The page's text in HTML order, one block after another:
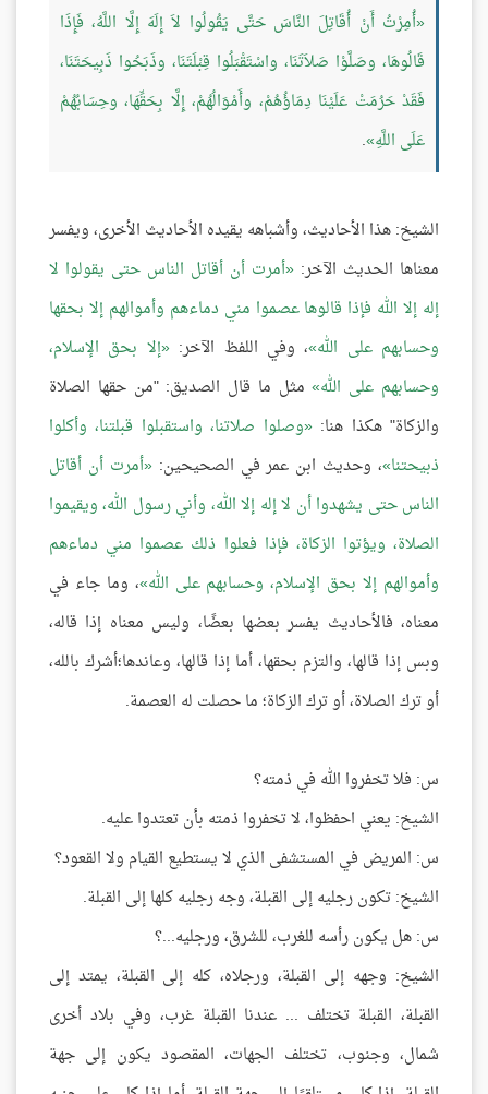
أُمِرْتُ أَنْ أُقَاتِلَ النَّاسَ حَتَّى يَقُولُوا لاَ إِلَهَ إِلَّا اللَّهُ، فَإِذَا
قَالُوهَا، وصَلَّوْا صَلاَتَنَا، واسْتَقْبَلُوا قِبْلَتَنَا، وذَبَحُوا ذَبِيحَتَنَا،
فَقَدْ حَرُمَتْ عَلَيْنَا دِمَاؤُهُمْ، وأَمْوَالُهُمْ، إِلَّا بِحَقِّهَا، وحِسَابُهُمْ
عَلَى اللَّهِ .
الشيخ: هذا الأحاديث، وأشباهه يقيده الأحاديث الأخرى، ويفسر
معناها الحديث الآخر: أمرت أن أقاتل الناس حتى يقولوا لا
إله إلا الله فإذا قالوها عصموا مني دماءهم وأموالهم إلا بحقها
وحسابهم على الله ، وفي اللفظ الآخر: إلا بحق الإسلام،
وحسابهم على الله مثل ما قال الصديق: "من حقها الصلاة
والزكاة" هكذا هنا: وصلوا صلاتنا، واستقبلوا قبلتنا، وأكلوا
ذبيحتنا ، وحديث ابن عمر في الصحيحين: أمرت أن أقاتل
الناس حتى يشهدوا أن لا إله إلا الله، وأني رسول الله، ويقيموا
الصلاة، ويؤتوا الزكاة، فإذا فعلوا ذلك عصموا مني دماءهم
وأموالهم إلا بحق الإسلام، وحسابهم على الله ، وما جاء في
معناه، فالأحاديث يفسر بعضها بعضًا، وليس معناه إذا قاله،
وبس إذا قالها، والتزم بحقها، أما إذا قالها، وعاندها؛أشرك بالله،
أو ترك الصلاة، أو ترك الزكاة؛ ما حصلت له العصمة.
س: فلا تخفروا الله في ذمته؟
الشيخ: يعني احفظوا، لا تخفروا ذمته بأن تعتدوا عليه.
س: المريض في المستشفى الذي لا يستطيع القيام ولا القعود؟
الشيخ: تكون رجليه إلى القبلة، وجه رجليه كلها إلى القبلة.
س: هل يكون رأسه للغرب، للشرق، ورجليه...؟
الشيخ: وجهه إلى القبلة، ورجلاه، كله إلى القبلة، يمتد إلى
القبلة، القبلة تختلف ... عندنا القبلة غرب، وفي بلاد أخرى
شمال، وجنوب، تختلف الجهات، المقصود يكون إلى جهة